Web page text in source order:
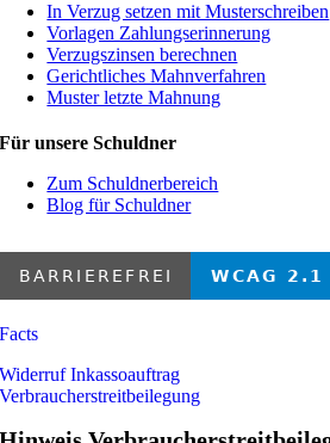
In Verzug setzen mit Musterschreiben
Vorlagen Zahlungserinnerung
Verzugszinsen berechnen
Gerichtliches Mahnverfahren
Muster letzte Mahnung
Für unsere Schuldner
Zum Schuldnerbereich
Blog für Schuldner
Facts
Widerruf Inkassoauftrag
Verbraucherstreitbeilegung